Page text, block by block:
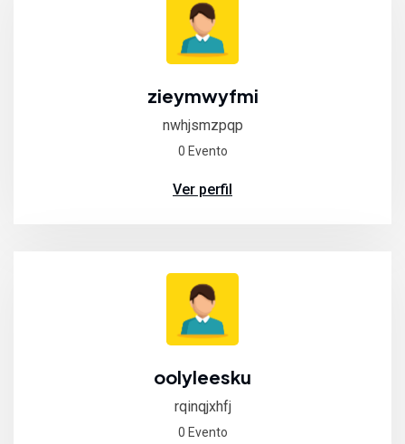
zieymwyfmi
nwhjsmzpqp
0 Evento
Ver perfil
oolyleesku
rqinqjxhfj
0 Evento